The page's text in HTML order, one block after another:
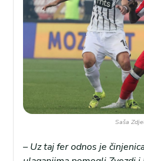
Saša
– Uz taj fer odnos je